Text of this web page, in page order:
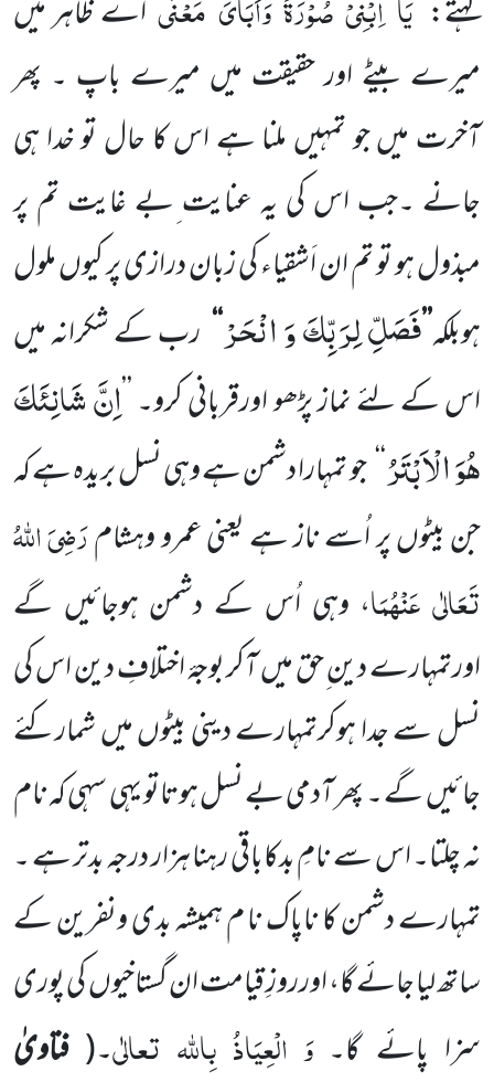
کہتے: ’’
‘‘اے ظاہر میں
میرے بیٹے اور حقیقت میں میرے باپ ۔ پھر
آخرت میں جو تمہیں ملنا ہے اس کا حال تو خدا ہی
جانے ۔جب اس کی یہ عنایت ِبے غایت تم پر
مبذول ہو تو تم ان اَشقیاء کی زبان درازی پر کیوں ملول
ہوبلکہ’’فَصَلِّ لِرَبِّكَ وَ انْحَرْ‘‘ رب کے شکرانہ میں
اس کے لئے نماز پڑھو اورقربانی کرو۔ ’’اِنَّ شَانِئَكَ
هُوَ الْاَبْتَرُ‘‘جو تمہارا دشمن ہے وہی نسل بریدہ ہے کہ
جن بیٹوں پر اُسے ناز ہے یعنی عمرو وہشامرَضِیَ اللّٰہُ
تَعَالٰی عَنْہُمَا، وہی اُس کے دشمن ہوجائیں گے
اورتمہارے دین ِحق میں آکر بوجۂ اختلافِ دین اس کی
نسل سے جدا ہوکرتمہارے دینی بیٹوں میں شمارکئے
جائیں گے ۔ پھر آدمی بے نسل ہوتاتو یہی سہی کہ نام
نہ چلتا۔اس سے نامِ بدکاباقی رہنا ہزار درجہ بدتر ہے ۔
تمہارے دشمن کا ناپاک نا م ہمیشہ بدی ونفرین کے
ساتھ لیا جائے گا، اورروزِ قیامت ان گستاخیوں کی پوری
سزا پائے گا۔وَ الْعِیَاذُ بِاللّٰہ تعالٰی۔( فتاویٰ